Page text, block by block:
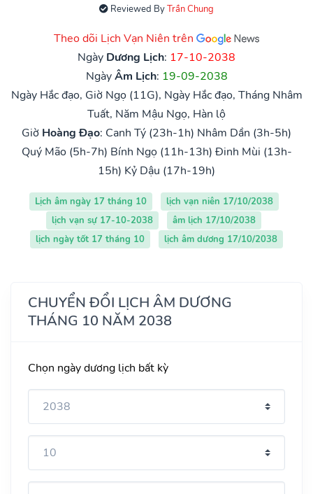
Reviewed ByTrần Chung
Theo dõi Lịch Vạn Niên trên
Ngày Dương Lịch: 17-10-2038
NgàyÂm Lịch: 19-09-2038
Ngày Hắc đạo, Giờ Ngọ (11G), Ngày Hắc đạo, Tháng Nhâm
Tuất, Năm Mậu Ngọ, Hàn lộ
Giờ Hoàng Đạo: Canh Tý (23h-1h) Nhâm Dần (3h-5h)
Quý Mão (5h-7h) Bính Ngọ (11h-13h) Đinh Mùi (13h-
15h) Kỷ Dậu (17h-19h)
Lịch âm ngày 17 tháng 10
lịch vạn niên 17/10/2038
lịch vạn sự 17-10-2038
âm lịch 17/10/2038
lịch ngày tốt 17 tháng 10
lịch âm dương 17/10/2038
CHUYỂN ĐỔI LỊCH ÂM DƯƠNG
THÁNG 10 NĂM 2038
Chọn ngày dương lịch bất kỳ